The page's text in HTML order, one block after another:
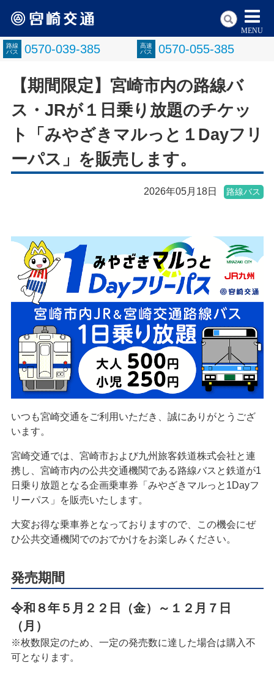
路線
バス
0570-039-385
高速
バス
0570-055-385
MENU
【期間限定】宮崎市内の路線バ
ス・JRが１日乗り放題のチケッ
ト「みやざきマルっと１Dayフリ
ーパス」を販売します。
2026年05月18日 路線バス
いつも宮崎交通をご利用いただき、誠にありがとうござ
います。
宮崎交通では、宮崎市および九州旅客鉄道株式会社と連
携し、宮崎市内の公共交通機関である路線バスと鉄道が1
日乗り放題となる企画乗車券「みやざきマルっと1Dayフ
リーパス」を販売いたします。
大変お得な乗車券となっておりますので、この機会にぜ
ひ公共交通機関でのおでかけをお楽しみください。
発売期間
令和８年５月２２日（金）～１２月７日
（月）
※枚数限定のため、一定の発売数に達した場合は購入不
可となります。